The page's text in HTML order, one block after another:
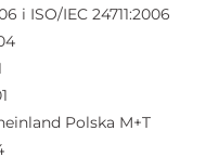
i ISO/IEC 24711:2006
Polska M+T